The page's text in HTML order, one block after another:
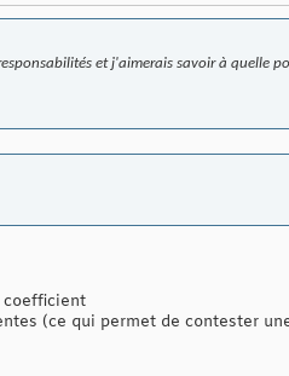
et j'aimerais savoir à quelle
coefficient
(ce qui permet de contester